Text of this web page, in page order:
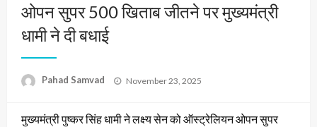
ओपन सुपर 500 खिताब जीतने पर मुख्यमंत्री
धामी ने दी बधाई
Pahad Samvad
Posted
November 23, 2025
मुख्यमंत्री पुष्कर सिंह धामी ने लक्ष्य सेन को ऑस्ट्रेलियन ओपन सुपर